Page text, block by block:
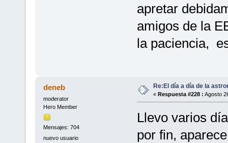
apretar
amigos de la
la paciencia,
deneb
moderator
Hero Member
Mensajes: 704
nuevo usuario
Re:El día a día de la
« Respuesta #228 : Agosto
Llevo varios
por fin,